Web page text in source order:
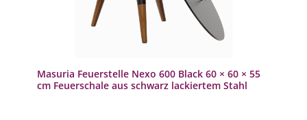
Masuria Feuerstelle Nexo 600 Black 60 × 60 × 55
cm Feuerschale aus schwarz lackiertem Stahl